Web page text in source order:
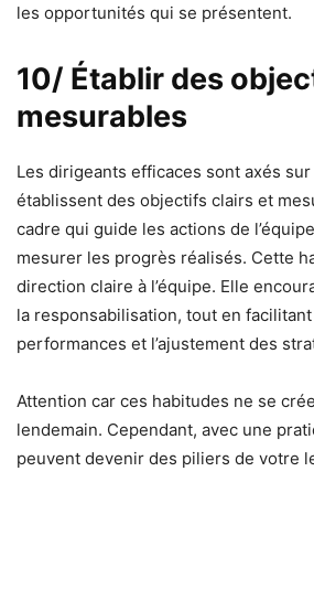
les opportunités qui se présentent.
10/ Établir des
mesurables
Les dirigeants efficaces sont axés
établissent des objectifs clairs et
cadre qui guide les actions de
mesurer les progrès réalisés. Cette
direction claire à l’équipe. Elle
la responsabilisation, tout en facilitant
performances et l’ajustement des
Attention car ces habitudes ne se
lendemain. Cependant, avec une
peuvent devenir des piliers de votre